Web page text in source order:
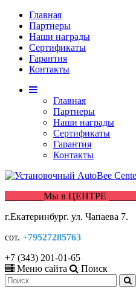
Главная
Партнеры
Наши награды
Сертификаты
Гарантия
Контакты
Главная
Партнеры
Наши награды
Сертификаты
Гарантия
Контакты
________Мы в ЦЕНТРЕ
г.Екатеринбург. ул. Чапаева 7.
сот. +79527285763
+7 (343) 201-01-65
Меню сайта
Поиск